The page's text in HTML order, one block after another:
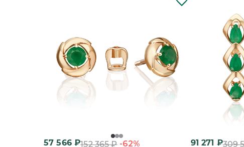
57 566₽152 365₽ -62% 91 271 ₽309